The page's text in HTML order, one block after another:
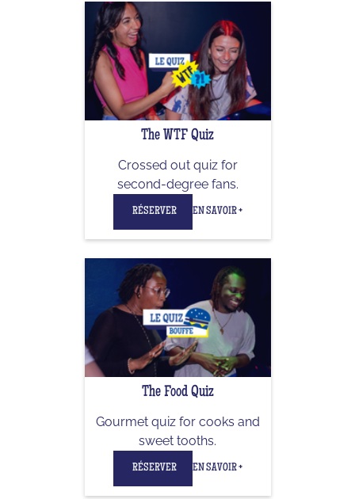
The WTF Quiz
Crossed out quiz for
second-degree fans.
RÉSERVER EN SAVOIR +
The Food Quiz
Gourmet quiz for cooks and
sweet tooths.
RÉSERVER EN SAVOIR +